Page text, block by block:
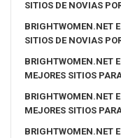
SITIOS DE NOVIAS
BRIGHTWOMEN.NET
SITIOS DE NOVIAS
BRIGHTWOMEN.NET
MEJORES SITIOS
BRIGHTWOMEN.NET
MEJORES SITIOS
BRIGHTWOMEN.NET